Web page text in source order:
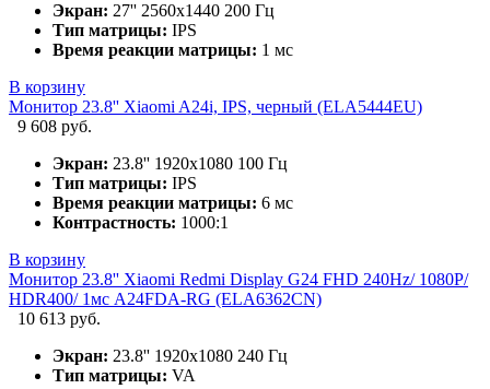
Экран: 27'' 2560x1440 200 Гц
Тип матрицы: IPS
Время реакции матрицы: 1 мс
В корзину
Монитор 23.8'' Xiaomi A24i, IPS, черный (ELA5444EU)
9 608 руб.
Экран: 23.8'' 1920х1080 100 Гц
Тип матрицы: IPS
Время реакции матрицы: 6 мс
Контрастность: 1000:1
В корзину
Монитор 23.8'' Xiaomi Redmi Display G24 FHD 240Hz/ 1080P/
HDR400/ 1мс A24FDA-RG (ELA6362CN)
10 613 руб.
Экран: 23.8'' 1920х1080 240 Гц
Тип матрицы: VA